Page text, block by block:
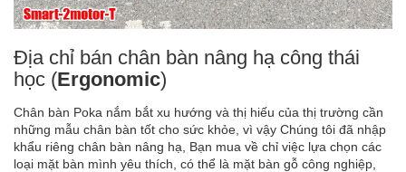
Địa chỉ bán chân bàn nâng hạ công thái
học (Ergonomic)
Chân bàn Poka nắm bắt xu hướng và thị hiếu của thị trường cần
những mẫu chân bàn tốt cho sức khỏe, vì vậy Chúng tôi đã nhập
khẩu riêng chân bàn nâng hạ, Bạn mua về chỉ việc lựa chọn các
loại mặt bàn mình yêu thích, có thể là mặt bàn gỗ công nghiệp,